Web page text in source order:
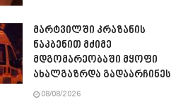
მარტვილში კრაზანის
ნაკბენით მძიმე
მდგომარეობაში მყოფი
ახალგაზრდა გადაარჩინეს
08/08/2026